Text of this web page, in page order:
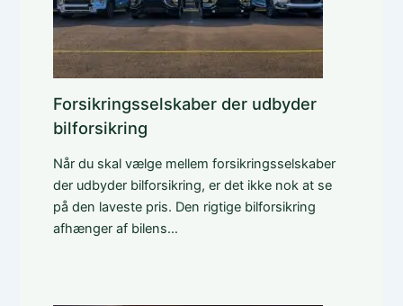
Forsikringsselskaber der udbyder
bilforsikring
Når du skal vælge mellem forsikringsselskaber
der udbyder bilforsikring, er det ikke nok at se
på den laveste pris. Den rigtige bilforsikring
afhænger af bilens…